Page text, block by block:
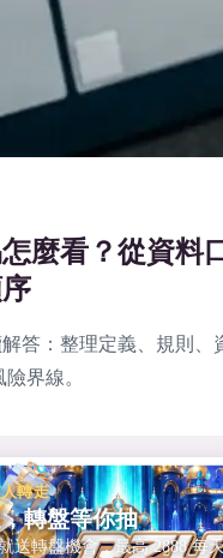
麼看？從資料
答：整理定義、規則、
界線。
轉走
轉盤等你抽
送轉盤機會，最高 2888 每